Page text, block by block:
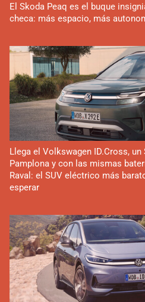
El Skoda Peaq es el buque
checa: más espacio, más
Llega el Volkswagen ID.Cross,
Pamplona y con las mismas
Raval: el SUV eléctrico más
esperar